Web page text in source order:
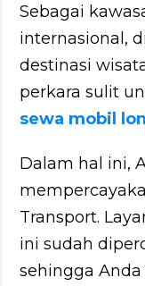
Sebagai
internasional,
destinasi
perkara sulit
sewa mobil
Dalam hal ini,
Transport.
ini sudah
sehingga